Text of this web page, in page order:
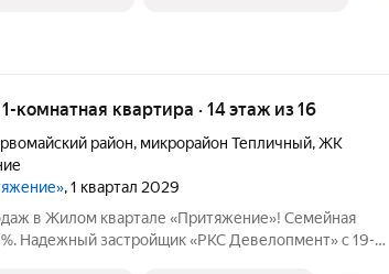
1-комнатная квартира · 14 этаж из 16
район, микрорайон Тепличный,ЖК
, 1 квартал 2029
в Жилом квартале «Притяжение»! Семейная
Надежный застройщик «РКС Девелопмент» с 19-